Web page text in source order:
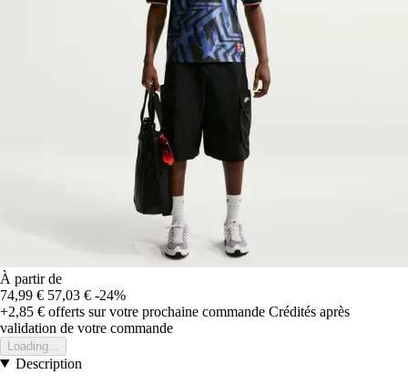
À partir de
74,99 € 57,03 € -24%
+2,85 € offerts sur votre prochaine commande Crédités après
validation de votre commande
Loading...
Description